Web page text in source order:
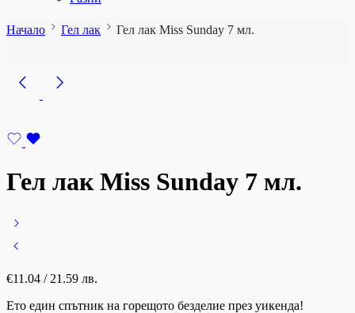
Начало Гел лак Гел лак Miss Sunday 7 мл.
Гел лак Miss Sunday 7 мл.
€11.04 / 21.59 лв.
Ето един спътник на горещото безделие през уикенда!